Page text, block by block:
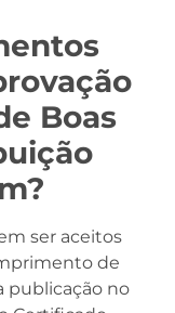
Boas
ser aceitos
de
publicação no